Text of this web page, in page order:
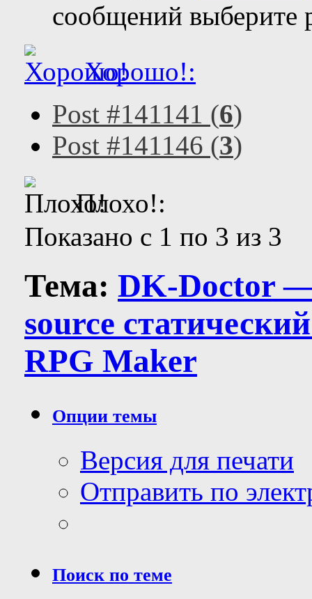
сообщений выберите
Хорошо!:
Post #141141 (6)
Post #141146 (3)
Плохо!:
Показано с 1 по 3 из 3
Тема: DK-Doctor
source
RPG Maker
Опции темы
Версия для печати
Отправить по
Поиск по теме